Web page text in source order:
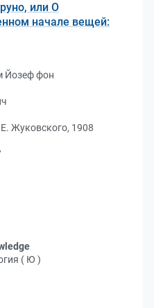
или О
начале вещей:
Йозеф фон
Жуковского, 1908
( Ю )